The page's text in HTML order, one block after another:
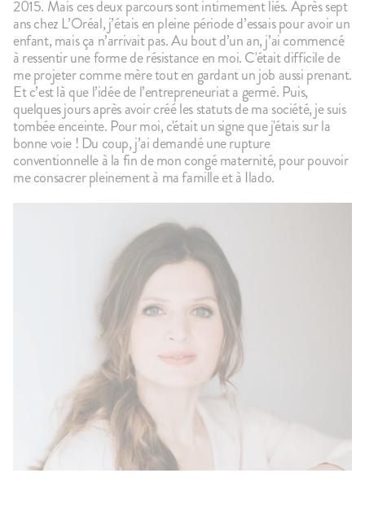
+10 +5
ÉPUISÉ
2015. Mais ces deux parcours sont intimement liés. Après sept
ans chez L’Oréal, j’étais en pleine période d’essais pour avoir un
enfant, mais ça n’arrivait pas. Au bout d’un an, j’ai commencé
à ressentir une forme de résistance en moi. C'était difficile de
me projeter comme mère tout en gardant un job aussi prenant.
Et c’est là que l’idée de l’entrepreneuriat a germé. Puis,
quelques jours après avoir créé les statuts de ma société, je suis
tombée enceinte. Pour moi, c'était un signe que j'étais sur la
bonne voie ! Du coup, j’ai demandé une rupture
conventionnelle à la fin de mon congé maternité, pour pouvoir
me consacrer pleinement à ma famille et à Ilado.